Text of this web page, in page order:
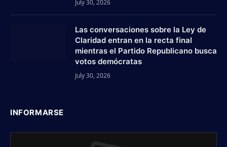
July 30, 2026
Las conversaciones sobre la Ley de
Claridad entran en la recta final
mientras el Partido Republicano busca
votos demócratas
July 30, 2026
INFORMARSE